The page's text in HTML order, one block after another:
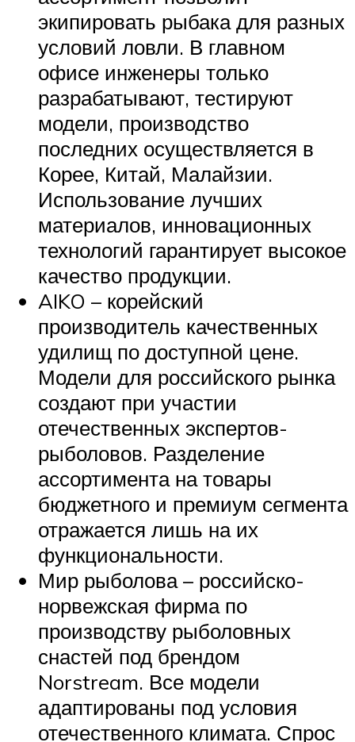
экипировать рыбака для разных
условий ловли. В главном
офисе инженеры только
разрабатывают, тестируют
модели, производство
последних осуществляется в
Корее, Китай, Малайзии.
Использование лучших
материалов, инновационных
технологий гарантирует высокое
качество продукции.
AIKO – корейский
производитель качественных
удилищ по доступной цене.
Модели для российского рынка
создают при участии
отечественных экспертов-
рыболовов. Разделение
ассортимента на товары
бюджетного и премиум сегмента
отражается лишь на их
функциональности.
Мир рыболова – российско-
норвежская фирма по
производству рыболовных
снастей под брендом
Norstream. Все модели
адаптированы под условия
отечественного климата. Спрос